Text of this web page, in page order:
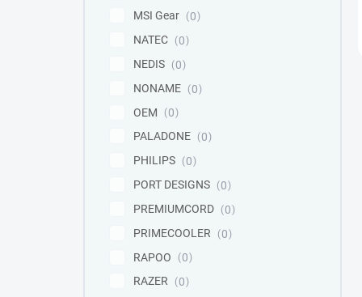
MSI Gear
0
NATEC
0
NEDIS
0
NONAME
0
OEM
0
PALADONE
0
PHILIPS
0
PORT DESIGNS
0
PREMIUMCORD
0
PRIMECOOLER
0
RAPOO
0
RAZER
0